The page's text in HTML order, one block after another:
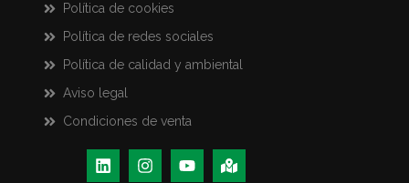
Política de cookies
Política de redes sociales
Política de calidad y ambiental
Aviso legal
Condiciones de venta